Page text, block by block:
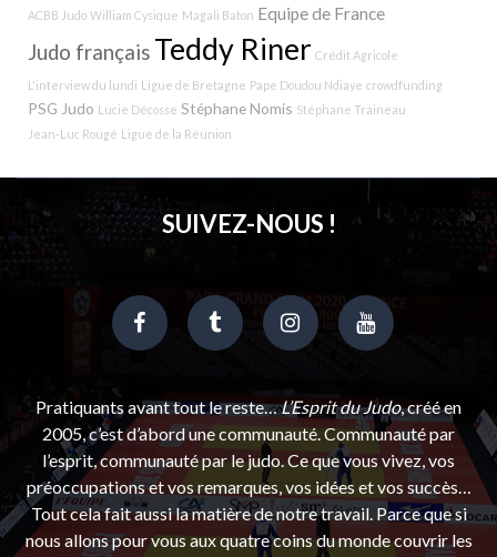
ACBB Judo William Cysique Magali Baton Equipe de France
Judo français Teddy Riner Crédit Agricole
L'interview du lundi Ligue de Bretagne Pape Doudou Ndiaye crowdfunding
PSG Judo Lucie Décosse Stéphane Nomis Stéphane Traineau
Jean-Luc Rougé Ligue de la Réunion
SUIVEZ-NOUS !
Pratiquants avant tout le reste…L’Esprit du Judo, créé en
2005, c’est d’abord une communauté. Communauté par
l’esprit, communauté par le judo. Ce que vous vivez, vos
préoccupations et vos remarques, vos idées et vos succès…
Tout cela fait aussi la matière de notre travail. Parce que si
nous allons pour vous aux quatre coins du monde couvrir les